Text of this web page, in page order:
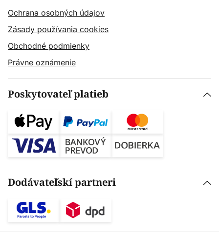
Ochrana osobných údajov
Zásady používania cookies
Obchodné podmienky
Právne oznámenie
Poskytovateľ platieb
Dodávateľskí partneri